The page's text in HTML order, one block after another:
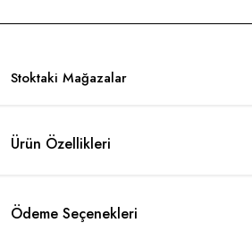
Stoktaki Mağazalar
Ürün Özellikleri
Ödeme Seçenekleri